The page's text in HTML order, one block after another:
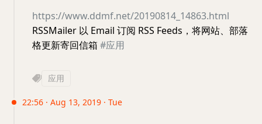
https://www.ddmf.net/20190814_14863.html
RSSMailer 以 Email 订阅 RSS Feeds，将网站、部落
格更新寄回信箱 #应用
应用
22:56 · Aug 13, 2019 · Tue